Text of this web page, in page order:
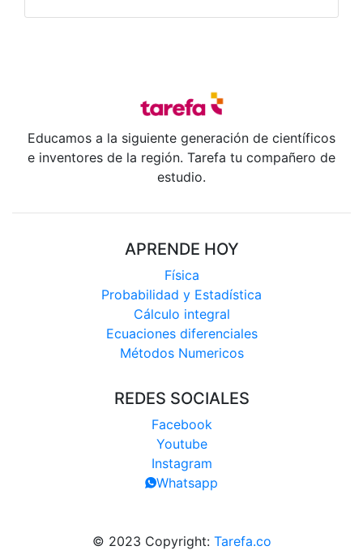
Educamos a la siguiente generación de científicos
e inventores de la región. Tarefa tu compañero de
estudio.
APRENDE HOY
Física
Probabilidad y Estadística
Cálculo integral
Ecuaciones diferenciales
Métodos Numericos
REDES SOCIALES
Facebook
Youtube
Instagram
Whatsapp
© 2023 Copyright: Tarefa.co